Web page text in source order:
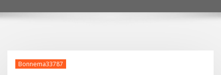
Bonnema33787